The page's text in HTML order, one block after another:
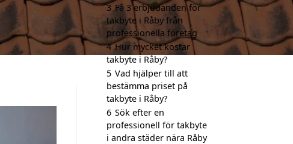
3 Få 3 erbjudanden för
takbyte i Råby från
professionella företag
4 Hur mycket kostar
takbyte i Råby?
5 Vad hjälper till att
bestämma priset på
takbyte i Råby?
6 Sök efter en
professionell för takbyte
i andra städer nära Råby